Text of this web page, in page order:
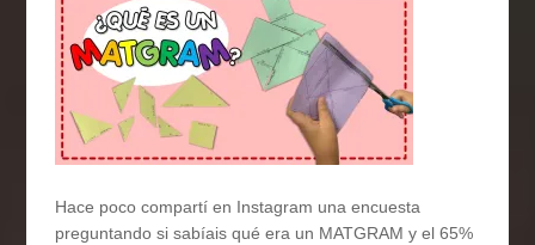
Hace poco compartí en Instagram una encuesta
preguntando si sabíais qué era un MATGRAM y el 65%